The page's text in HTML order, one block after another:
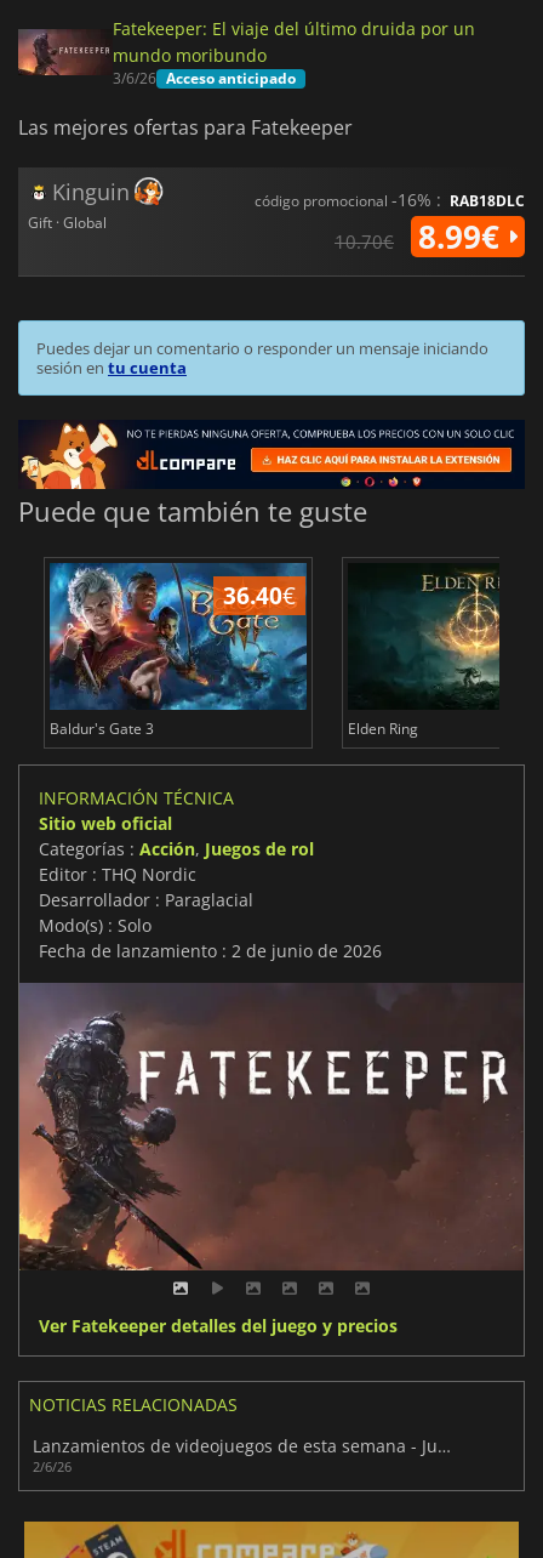
Fatekeeper: El viaje del último druida por un
mundo moribundo
3/6/26 Acceso anticipado
Las mejores ofertas para Fatekeeper
Kinguin
Gift · Global
código promocional -16% : RAB18DLC
10.70€ 8.99€
Puedes dejar un comentario o responder un mensaje iniciando
sesión en tu cuenta
Puede que también te guste
36.40€
Baldur's Gate 3 Elden Ring
INFORMACIÓN TÉCNICA
Sitio web oficial
Categorías : Acción, Juegos de rol
Editor : THQ Nordic
Desarrollador : Paraglacial
Modo(s) : Solo
Fecha de lanzamiento : 2 de junio de 2026
Ver Fatekeeper detalles del juego y precios
NOTICIAS RELACIONADAS
Lanzamientos de videojuegos de esta semana - Junio de 2026 (Semana 23)
2/6/26